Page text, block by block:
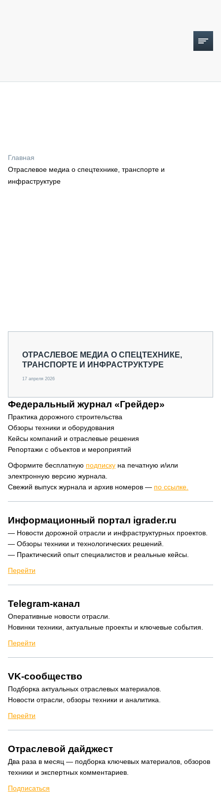
ОБЗОР РЫНКА
ТЕХНИКА КРУПНЫМ ПЛАНОМ
Главная
Отраслевое медиа о спецтехнике, транспорте и
инфраструктуре
ОТРАСЛЕВОЕ МЕДИА О СПЕЦТЕХНИКЕ,
ТРАНСПОРТЕ И ИНФРАСТРУКТУРЕ
17 апреля 2026
Федеральный журнал «Грейдер»
Практика дорожного строительства
Обзоры техники и оборудования
Кейсы компаний и отраслевые решения
Репортажи с объектов и мероприятий
Оформите бесплатную подписку на печатную и/или
электронную версию журнала.
Свежий выпуск журнала и архив номеров — по ссылке.
Информационный портал igrader.ru
— Новости дорожной отрасли и инфраструктурных проектов.
— Обзоры техники и технологических решений.
— Практический опыт специалистов и реальные кейсы.
Перейти
Telegram-канал
Оперативные новости отрасли.
Новинки техники, актуальные проекты и ключевые события.
Перейти
VK-сообщество
Подборка актуальных отраслевых материалов.
Новости отрасли, обзоры техники и аналитика.
Перейти
Отраслевой дайджест
Два раза в месяц — подборка ключевых материалов, обзоров
техники и экспертных комментариев.
Подписаться